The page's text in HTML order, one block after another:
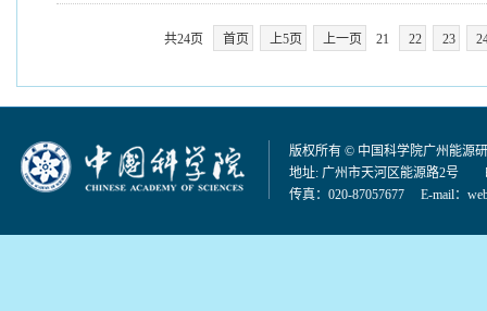
共24页 首页 上5页 上一页 21 22 23
版权所有 © 中国科学院广州能源
地址: 广州市天河区能源路2号
传真：020-87057677 E-mail：